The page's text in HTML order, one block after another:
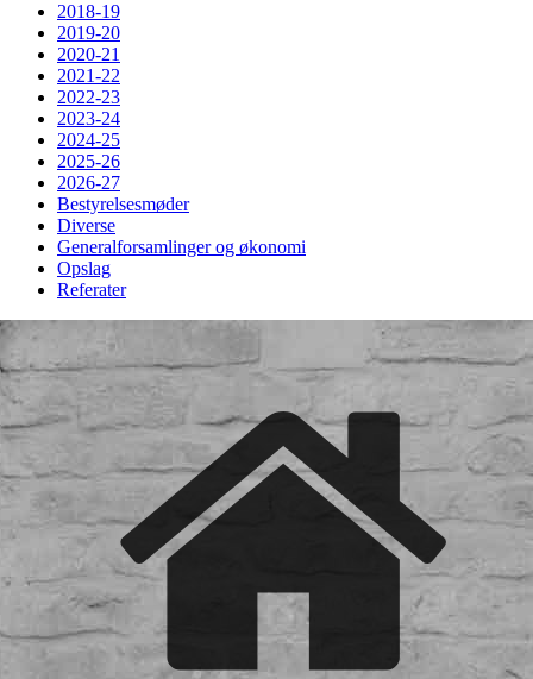
2018-19
2019-20
2020-21
2021-22
2022-23
2023-24
2024-25
2025-26
2026-27
Bestyrelsesmøder
Diverse
Generalforsamlinger og økonomi
Opslag
Referater